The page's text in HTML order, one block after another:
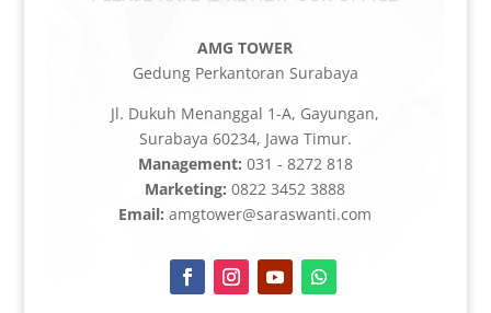
AMG TOWER
Gedung Perkantoran Surabaya
Jl. Dukuh Menanggal 1-A, Gayungan,
Surabaya 60234, Jawa Timur.
Management: 031 - 8272 818
Marketing: 0822 3452 3888
Email: amgtower@saraswanti.com